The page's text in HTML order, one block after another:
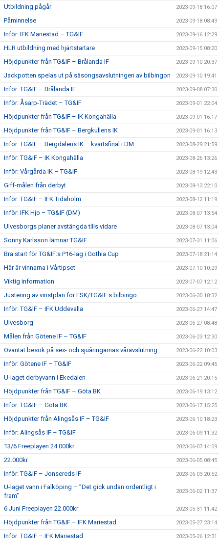
Utbildning pågår 2023-09-18 16:07
Påminnelse 2023-09-18 08:49
Inför: IFK Mariestad – TG&IF 2023-09-16 12:29
HLR utbildning med hjärtstartare 2023-09-15 08:20
Höjdpunkter från TG&IF – Brålanda IF 2023-09-10 20:37
Jackpotten spelas ut på säsongsavslutningen av bilbingon 2023-09-10 19:41
Inför: TG&IF – Brålanda IF 2023-09-08 07:30
Inför: Åsarp-Trädet – TG&IF 2023-09-01 22:04
Höjdpunkter från TG&IF – IK Kongahälla 2023-09-01 16:17
Höjdpunkter från TG&IF – Bergkullens IK 2023-09-01 16:13
Inför: TG&IF – Bergdalens IK – kvartsfinal i DM 2023-08-29 21:59
Inför: TG&IF – IK Kongahälla 2023-08-26 13:26
Inför: Vårgårda IK – TG&IF 2023-08-19 12:43
Giff-målen från derbyt 2023-08-13 22:10
Inför: TG&IF – IFK Tidaholm 2023-08-12 11:19
Inför: IFK Hjo – TG&IF (DM) 2023-08-07 13:54
Ulvesborgs planer avstängda tills vidare 2023-08-07 13:04
Sonny Karlsson lämnar TG&IF 2023-07-31 11:06
Bra start för TG&IF:s P16-lag i Gothia Cup 2023-07-18 21:14
Här är vinnarna i Vårtipset 2023-07-10 10:29
Viktig information 2023-07-07 12:12
Justering av vinstplan för ESK/TG&IF:s bilbingo 2023-06-30 18:32
Inför: TG&IF – IFK Uddevalla 2023-06-27 14:47
Ulvesborg 2023-06-27 08:48
Målen från Götene IF – TG&IF 2023-06-23 12:30
Oväntat besök på sex- och sjuåringarnas våravslutning 2023-06-22 10:03
Inför: Götene IF – TG&IF 2023-06-22 09:45
U-laget derbyvann i Ekedalen 2023-06-21 20:15
Höjdpunkter från TG&IF – Göta BK 2023-06-19 13:12
Inför: TG&IF – Göta BK 2023-06-17 15:25
Höjdpunkter från Alingsås IF – TG&IF 2023-06-10 18:23
Inför: Alingsås IF – TG&IF 2023-06-09 11:32
13/6 Freeplayen 24.000kr 2023-06-07 14:09
22.000kr 2023-06-05 08:45
Inför: TG&IF – Jonsereds IF 2023-06-03 20:52
U-laget vann i Falköping – ”Det gick undan ordentligt i
fram”
2023-06-02 11:37
6 Juni Freeplayen 22.000kr 2023-05-31 11:42
Höjdpunkter från TG&IF – IFK Mariestad 2023-05-27 23:14
Inför: TG&IF – IFK Mariestad 2023-05-26 12:31